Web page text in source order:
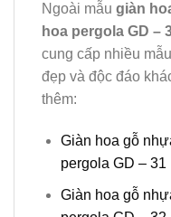
Ngoài mẫu giàn
hoa pergola GD –
cung cấp nhiều
đẹp và độc đáo
thêm:
Giàn hoa gỗ
pergola GD – 31
Giàn hoa gỗ